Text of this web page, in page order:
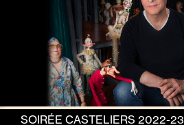
SOIRÉE CASTELIERS 2022-23